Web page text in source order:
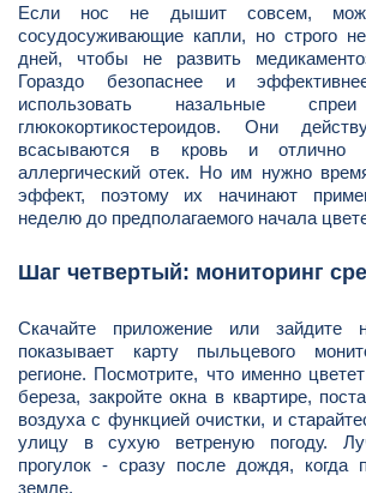
Если нос не дышит совсем,
сосудосуживающие капли, но строго
дней, чтобы не развить
Гораздо безопаснее и
использовать назальные
глюкокортикостероидов. Они
всасываются в кровь и отлично
аллергический отек. Но им нужно
эффект, поэтому их начинают
неделю до предполагаемого начала
Шаг четвертый: мониторинг
Скачайте приложение или зайдите
показывает карту пыльцевого
регионе. Посмотрите, что именно
береза, закройте окна в квартире,
воздуха с функцией очистки, и
улицу в сухую ветреную погоду.
прогулок - сразу после дождя, когда
земле.